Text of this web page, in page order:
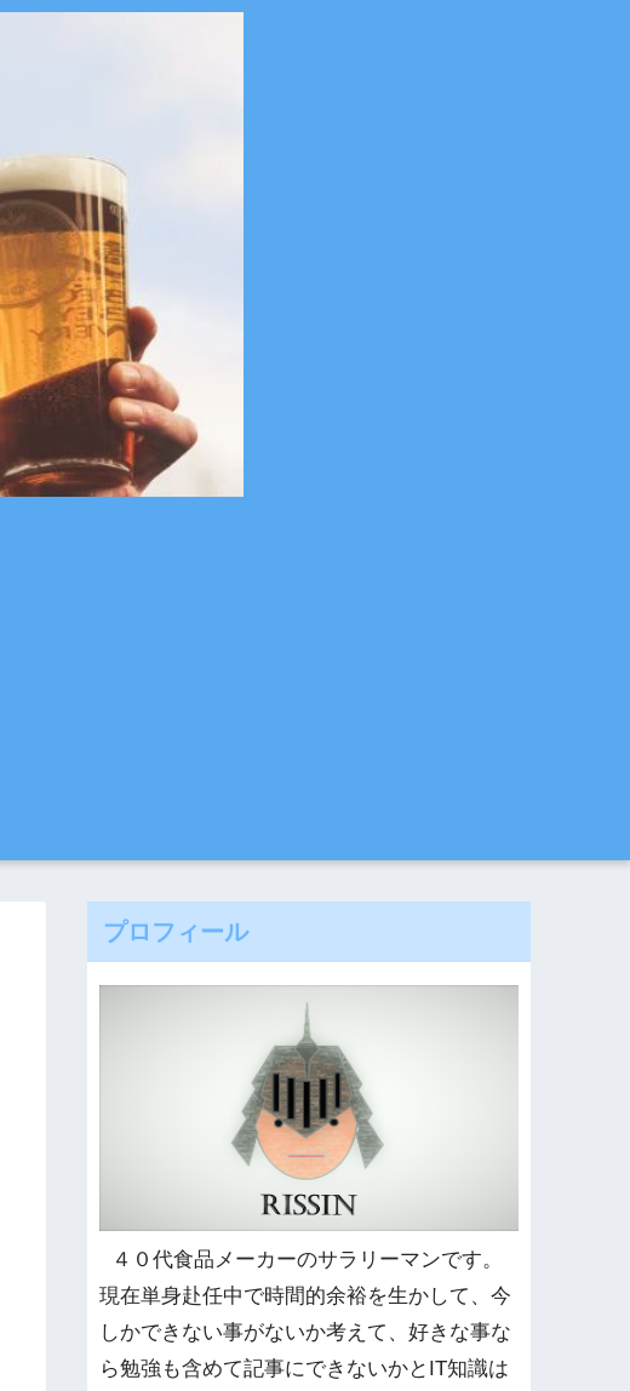
プロフィール
４０代食品メーカーのサラリーマンです。
現在単身赴任中で時間的余裕を生かして、今
しかできない事がないか考えて、好きな事な
ら勉強も含めて記事にできないかとIT知識は